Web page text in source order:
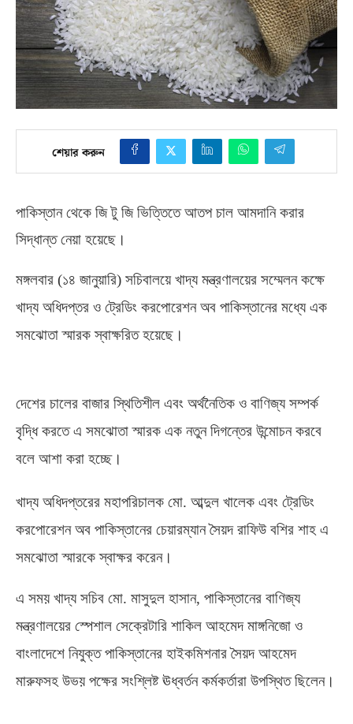
শেয়ার করুন
পাকিস্তান থেকে জি টু জি ভিত্তিতে আতপ চাল আমদানি করার
সিদ্ধান্ত নেয়া হয়েছে।
মঙ্গলবার (১৪ জানুয়ারি) সচিবালয়ে খাদ্য মন্ত্রণালয়ের সম্মেলন কক্ষে
খাদ্য অধিদপ্তর ও ট্রেডিং করপোরেশন অব পাকিস্তানের মধ্যে এক
সমঝোতা স্মারক স্বাক্ষরিত হয়েছে।
দেশের চালের বাজার স্থিতিশীল এবং অর্থনৈতিক ও বাণিজ্য সম্পর্ক
বৃদ্ধি করতে এ সমঝোতা স্মারক এক নতুন দিগন্তের উন্মোচন করবে
বলে আশা করা হচ্ছে।
খাদ্য অধিদপ্তরের মহাপরিচালক মো. আব্দুল খালেক এবং ট্রেডিং
করপোরেশন অব পাকিস্তানের চেয়ারম্যান সৈয়দ রাফিউ বশির শাহ এ
সমঝোতা স্মারকে স্বাক্ষর করেন।
এ সময় খাদ্য সচিব মো. মাসুদুল হাসান, পাকিস্তানের বাণিজ্য
মন্ত্রণালয়ের স্পেশাল সেক্রেটারি শাকিল আহমেদ মাঙ্গনিজো ও
বাংলাদেশে নিযুক্ত পাকিস্তানের হাইকমিশনার সৈয়দ আহমেদ
মারুফসহ উভয় পক্ষের সংশ্লিষ্ট ঊধ্বর্তন কর্মকর্তারা উপস্থিত ছিলেন।